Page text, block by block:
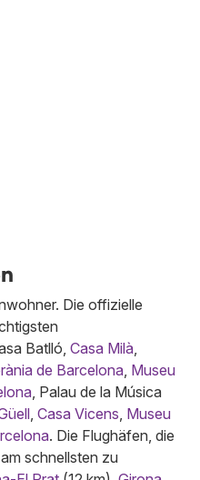
Die offizielle
Batlló, Casa Milà
de Barcelona Museu
, Palau de la Música
Casa Vicens Museu
. Die Flughäfen, die
schnellsten zu